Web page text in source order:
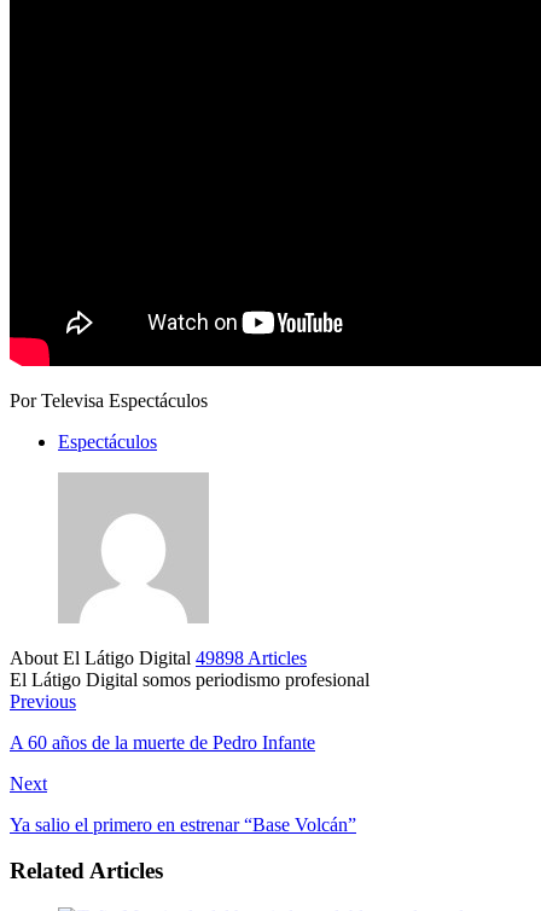
Por Televisa Espectáculos
Espectáculos
About El Látigo Digital 49898 Articles
El Látigo Digital somos periodismo profesional
Website
Facebook
Previous
A 60 años de la muerte de Pedro Infante
Next
Ya salio el primero en estrenar “Base Volcán”
Related Articles